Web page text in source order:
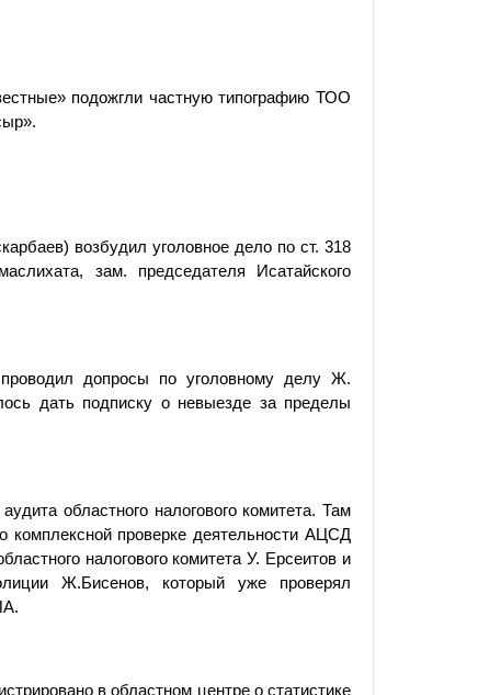
подожгли частную типографию ТОО
возбудил уголовное дело по ст. 318
зам. председателя Исатайского
допросы по уголовному делу Ж.
дать подписку о невыезде за пределы
областного налогового комитета. Там
проверке деятельности АЦСД
налогового комитета У. Ерсеитов и
Ж.Бисенов, который уже проверял
в областном центре о статистике